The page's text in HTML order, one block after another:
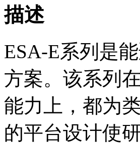
描述
ESA-E系列是
方案。该系列
能力上，都为
的平台设计使